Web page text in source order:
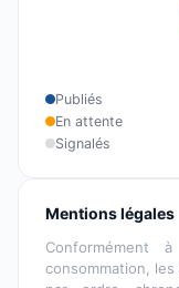
Publiés
En attente
Signalés
Mentions légales
Conformément
consommation,